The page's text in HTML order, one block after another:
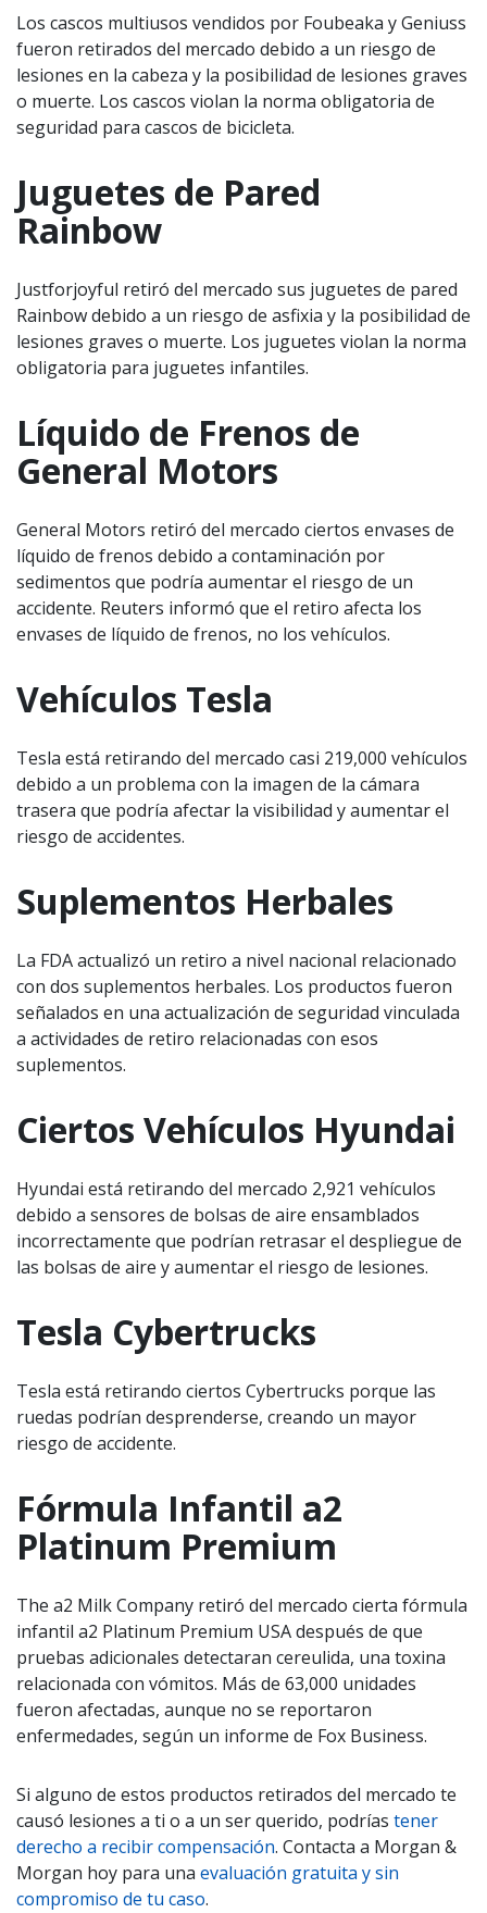
Los cascos multiusos vendidos por Foubeaka y Geniuss
fueron retirados del mercado debido a un riesgo de
lesiones en la cabeza y la posibilidad de lesiones graves
o muerte. Los cascos violan la norma obligatoria de
seguridad para cascos de bicicleta.
Juguetes de Pared
Rainbow
Justforjoyful retiró del mercado sus juguetes de pared
Rainbow debido a un riesgo de asfixia y la posibilidad de
lesiones graves o muerte. Los juguetes violan la norma
obligatoria para juguetes infantiles.
Líquido de Frenos de
General Motors
General Motors retiró del mercado ciertos envases de
líquido de frenos debido a contaminación por
sedimentos que podría aumentar el riesgo de un
accidente. Reuters informó que el retiro afecta los
envases de líquido de frenos, no los vehículos.
Vehículos Tesla
Tesla está retirando del mercado casi 219,000 vehículos
debido a un problema con la imagen de la cámara
trasera que podría afectar la visibilidad y aumentar el
riesgo de accidentes.
Suplementos Herbales
La FDA actualizó un retiro a nivel nacional relacionado
con dos suplementos herbales. Los productos fueron
señalados en una actualización de seguridad vinculada
a actividades de retiro relacionadas con esos
suplementos.
Ciertos Vehículos Hyundai
Hyundai está retirando del mercado 2,921 vehículos
debido a sensores de bolsas de aire ensamblados
incorrectamente que podrían retrasar el despliegue de
las bolsas de aire y aumentar el riesgo de lesiones.
Tesla Cybertrucks
Tesla está retirando ciertos Cybertrucks porque las
ruedas podrían desprenderse, creando un mayor
riesgo de accidente.
Fórmula Infantil a2
Platinum Premium
The a2 Milk Company retiró del mercado cierta fórmula
infantil a2 Platinum Premium USA después de que
pruebas adicionales detectaran cereulida, una toxina
relacionada con vómitos. Más de 63,000 unidades
fueron afectadas, aunque no se reportaron
enfermedades, según un informe de Fox Business.
Si alguno de estos productos retirados del mercado te
causó lesiones a ti o a un ser querido, podrías tener
derecho a recibir compensación. Contacta a Morgan &
Morgan hoy para una evaluación gratuita y sin
compromiso de tu caso.